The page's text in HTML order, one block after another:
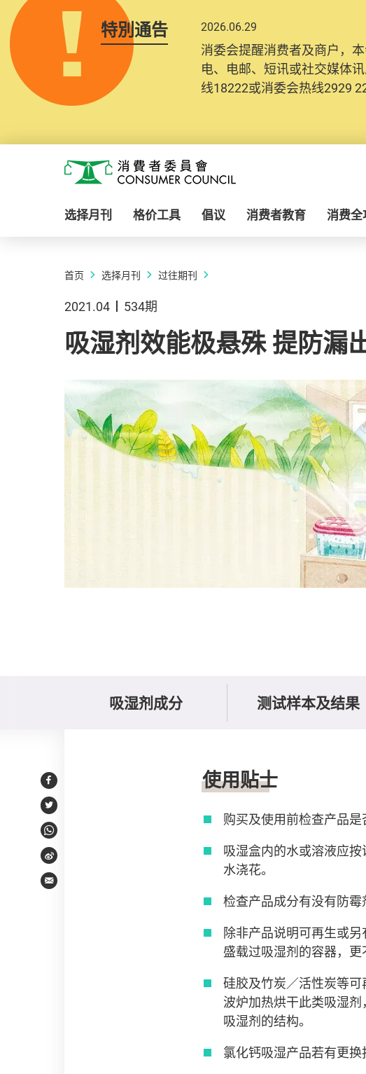
特別通告 2026.06.29
消委会提醒消费者及商户，
电、电邮、短讯或社交媒体
线18222或消委会热线2929
消费者委员会
选择月刊 格价工具 倡议 消费者教育 消费全
首页 选择月刊 过往期刊
2021.04 534期
吸湿剂效能极悬殊 提防漏
吸湿剂成分 测试样本及结果
Facebook
Twitter
WhatsApp
Weibo
Email
使用贴士
购买及使用前检查产品是
吸湿盒内的水或溶液应
水浇花。
检查产品成分有没有防霉
除非产品说明可再生或
盛载过吸湿剂的容器，更
硅胶及竹炭／活性炭等
波炉加热烘干此类吸湿
吸湿剂的结构。
氯化钙吸湿产品若有更换